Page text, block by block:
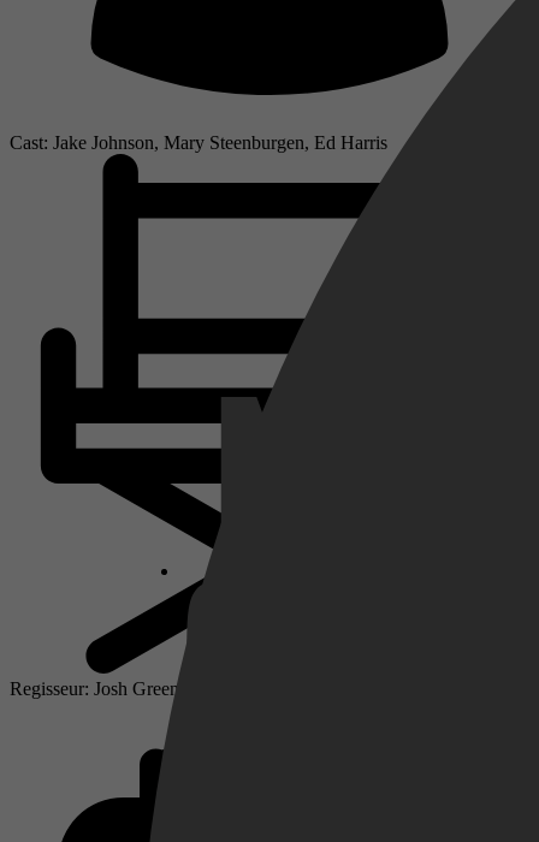
Cast: Jake Johnson, Mary Steenburgen, Ed Harris
Regisseur: Josh Greenbaum